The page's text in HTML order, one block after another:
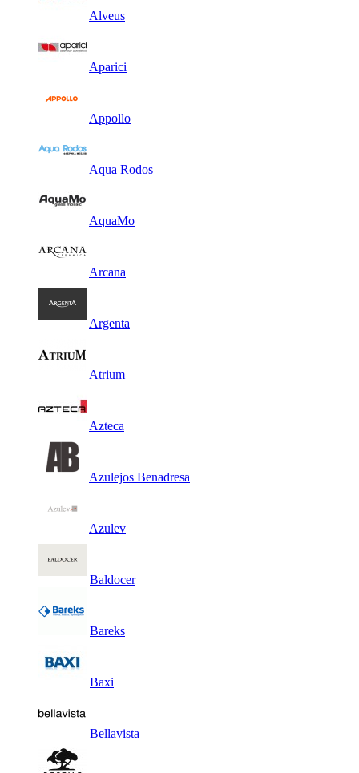
Alveus
Aparici
Appollo
Aqua Rodos
AquaMo
Arcana
Argenta
Atrium
Azteca
Azulejos Benadresa
Azulev
Baldocer
Bareks
Baxi
Bellavista